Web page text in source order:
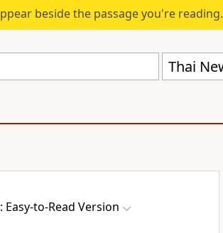
beside the passage you're reading.
to-Read Version